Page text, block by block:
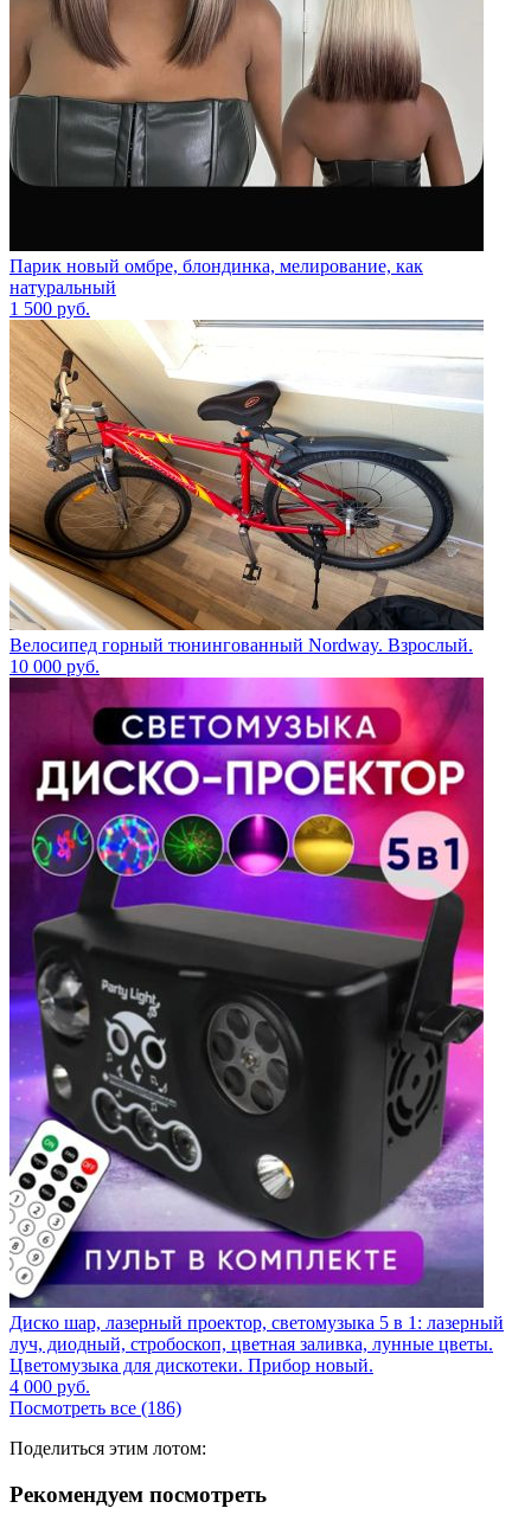
Парик новый омбре, блондинка, мелирование, как
натуральный
1 500 руб.
Велосипед горный тюнингованный Nordway. Взрослый.
10 000 руб.
Диско шар, лазерный проектор, светомузыка 5 в 1: лазерный
луч, диодный, стробоскоп, цветная заливка, лунные цветы.
Цветомузыка для дискотеки. Прибор новый.
4 000 руб.
Посмотреть все (186)
Поделиться этим лотом:
Рекомендуем посмотреть